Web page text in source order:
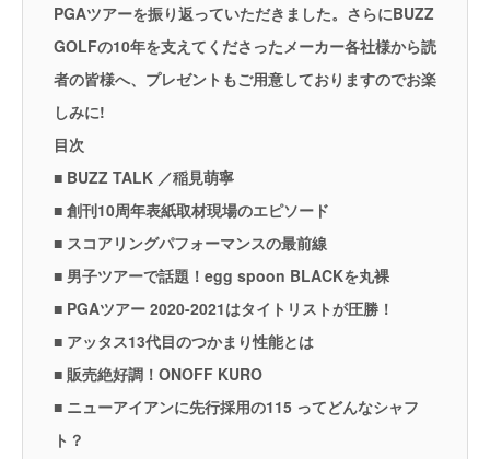
PGAツアーを振り返っていただきました。さらにBUZZ
GOLFの10年を支えてくださったメーカー各社様から読
者の皆様へ、プレゼントもご用意しておりますのでお楽
しみに!
目次
■ BUZZ TALK ／稲見萌寧
■ 創刊10周年表紙取材現場のエピソード
■ スコアリングパフォーマンスの最前線
■ 男子ツアーで話題！egg spoon BLACKを丸裸
■ PGAツアー 2020-2021はタイトリストが圧勝！
■ アッタス13代目のつかまり性能とは
■ 販売絶好調！ONOFF KURO
■ ニューアイアンに先行採用の115 ってどんなシャフ
ト？